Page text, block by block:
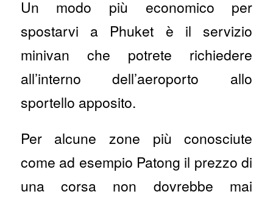
Un modo più economico per
spostarvi a Phuket è il servizio
minivan che potrete richiedere
all’interno dell’aeroporto allo
sportello apposito.
Per alcune zone più conosciute
come ad esempio Patong il prezzo di
una corsa non dovrebbe mai